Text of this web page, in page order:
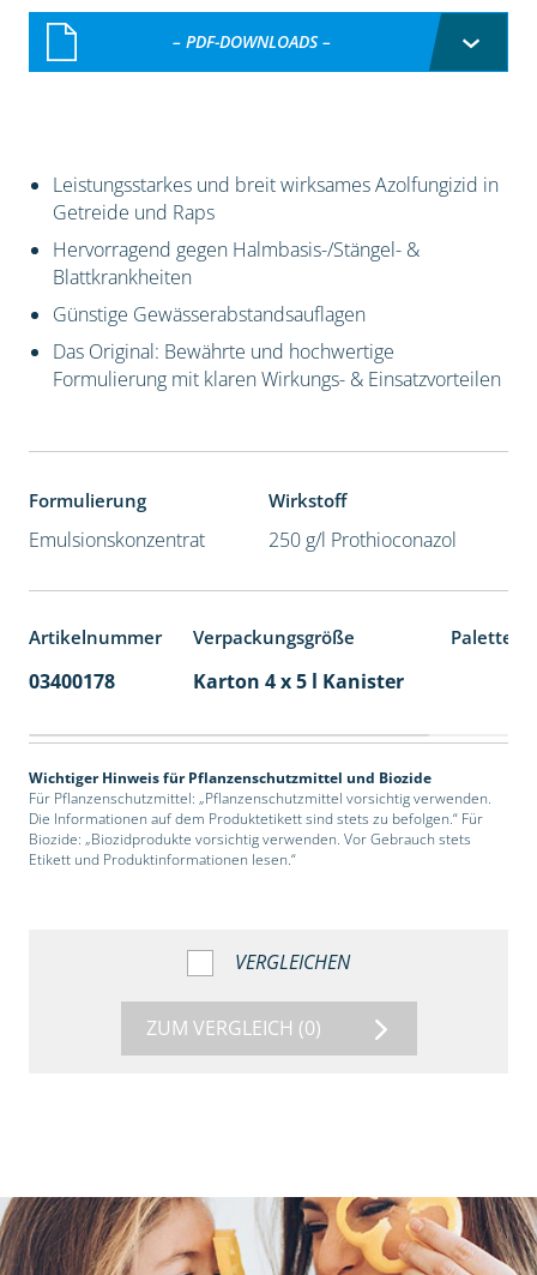
– PDF-DOWNLOADS –
Leistungsstarkes und breit wirksames Azolfungizid in
Getreide und Raps
Hervorragend gegen Halmbasis-/Stängel- &
Blattkrankheiten
Günstige Gewässerabstandsauflagen
Das Original: Bewährte und hochwertige
Formulierung mit klaren Wirkungs- & Einsatzvorteilen
Formulierung
Emulsionskonzentrat
Wirkstoff
250 g/l Prothioconazol
Artikelnummer Verpackungsgröße
03400178 Karton 4 x 5 l Kanister
Wichtiger Hinweis für Pflanzenschutzmittel und Biozide
Für Pflanzenschutzmittel: „Pflanzenschutzmittel vorsichtig verwenden.
Die Informationen auf dem Produktetikett sind stets zu befolgen.“ Für
Biozide: „Biozidprodukte vorsichtig verwenden. Vor Gebrauch stets
Etikett und Produktinformationen lesen.“
VERGLEICHEN
ZUM VERGLEICH (0)